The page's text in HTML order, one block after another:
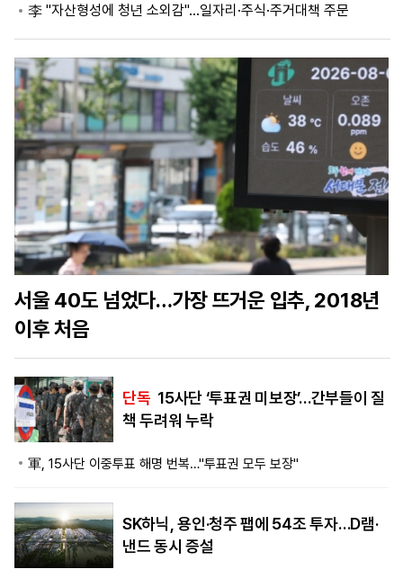
기
독
기
시
개
마
켓
파
워
운
세
대
학
동
문
골
프
李 "자산형성에 청년 소외감"…일자리·주식·주거대책 주문
서울 40도 넘었다…가장 뜨거운 입추, 2018년
이후 처음
단독 15사단 ‘투표권 미보장’…간부들이 질
책 두려워 누락
軍, 15사단 이중투표 해명 번복…"투표권 모두 보장"
SK하닉, 용인·청주 팹에 54조 투자…D램·
낸드 동시 증설